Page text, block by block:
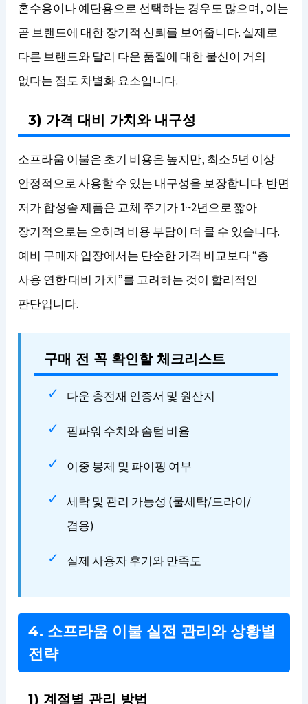
혼수용이나 예단용으로 선택하는 경우도 많으며, 이는
곧 브랜드에 대한 장기적 신뢰를 보여줍니다. 실제로
다른 브랜드와 달리 다운 품질에 대한 불신이 거의
없다는 점도 차별화 요소입니다.
3) 가격 대비 가치와 내구성
소프라움 이불은 초기 비용은 높지만, 최소 5년 이상
안정적으로 사용할 수 있는 내구성을 보장합니다. 반면
저가 합성솜 제품은 교체 주기가 1~2년으로 짧아
장기적으로는 오히려 비용 부담이 더 클 수 있습니다.
예비 구매자 입장에서는 단순한 가격 비교보다 “총
사용 연한 대비 가치”를 고려하는 것이 합리적인
판단입니다.
구매 전 꼭 확인할 체크리스트
다운 충전재 인증서 및 원산지
필파워 수치와 솜털 비율
이중 봉제 및 파이핑 여부
세탁 및 관리 가능성 (물세탁/드라이/
겸용)
실제 사용자 후기와 만족도
4. 소프라움 이불 실전 관리와 상황별
전략
1) 계절별 관리 방법